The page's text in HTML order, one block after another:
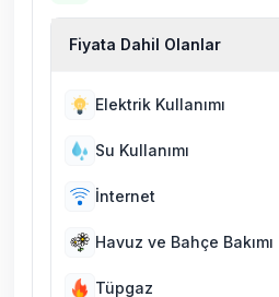
Fiyata Dahil Olanlar
Elektrik Kullanımı
Su Kullanımı
İnternet
Havuz ve Bahçe Bakımı
Tüpgaz